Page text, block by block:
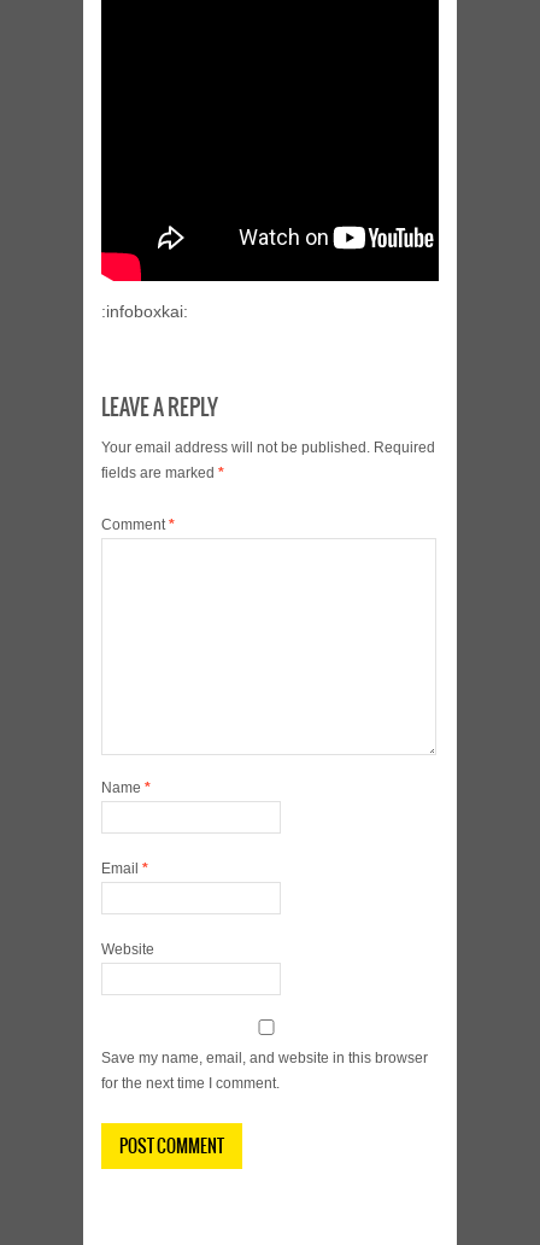
:infoboxkai:
LEAVE A REPLY
Your email address will not be published. Required
fields are marked *
Comment*
Name *
Email *
Website
Save my name, email, and website in this browser
for the next time I comment.